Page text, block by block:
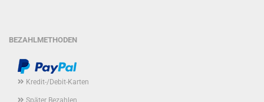
BEZAHLMETHODEN
Kredit-/Debit-Karten
Später Bezahlen